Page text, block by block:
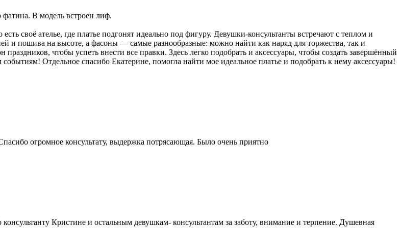
В модель встроен лиф.
своё ателье, где платье подгонят идеально под фигуру. Девушки-консультанты встречают с теплом и
и пошива на высоте, а фасоны — самые разнообразные: можно найти как наряд для торжества, так и
чтобы успеть внести все правки. Здесь легко подобрать и аксессуары, чтобы создать завершённый
Отдельное спасибо Екатерине, помогла найти мое идеальное платье и подобрать к нему аксессуары!
огромное консультату, выдержка потрясающая. Было очень приятно
Кристине и остальным девушкам- консультантам за заботу, внимание и терпение. Душевная